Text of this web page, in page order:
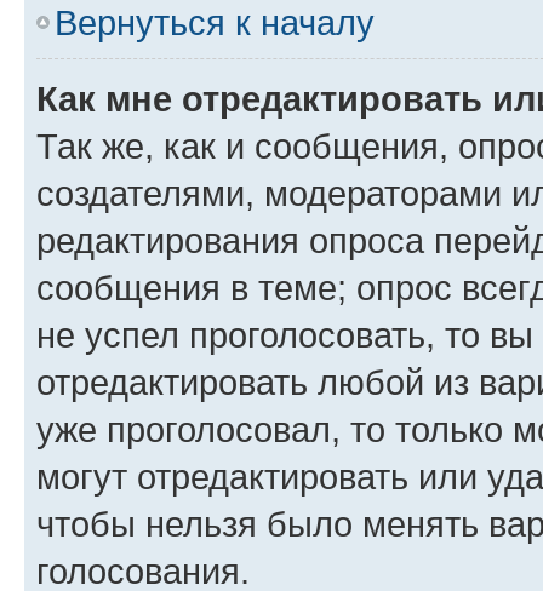
Вернуться к началу
Как мне отредактировать
Так же, как и сообщения,
создателями, модераторами
редактирования опроса
сообщения в теме; опрос
не успел проголосовать, то
отредактировать любой из
уже проголосовал, то только
могут отредактировать или
чтобы нельзя было менять
голосования.